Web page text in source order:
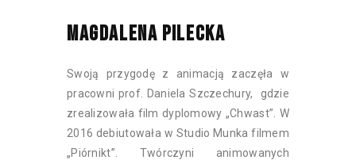
MAGDALENA PILECKA
Swoją przygodę z animacją zaczęła w
pracowni prof. Daniela Szczechury, gdzie
zrealizowała film dyplomowy „Chwast”. W
2016 debiutowała w Studio Munka filmem
„Piórnikt”. Twórczyni animowanych